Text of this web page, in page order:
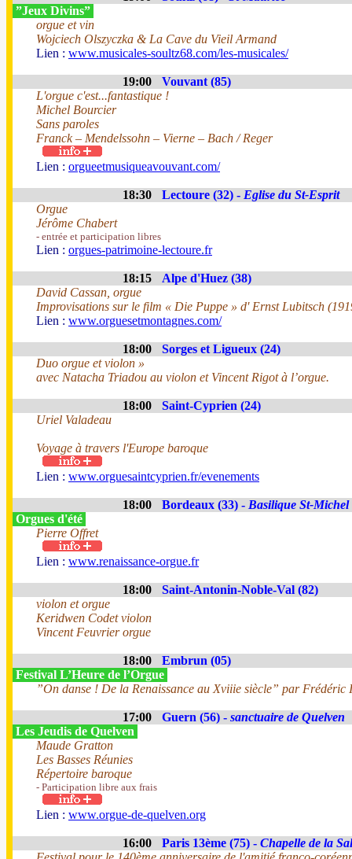
”Jeux Divins”
orgue et vin
Wojciech Olszyczka & La Cave du Vieil Armand
Lien : www.musicales-soultz68.com/les-musicales/
19:00
Vouvant (85)
L'orgue c'est...fantastique !
Michel Bourcier
Sans paroles
Franck – Mendelssohn – Vierne – Bach / Reger
Lien : orgueetmusiqueavouvant.com/
18:30 Lectoure (32) - Eglise du St-Esprit
Orgue
Jérôme Chabert
- entrée et participation libres
Lien : orgues-patrimoine-lectoure.fr
18:15
Alpe d'Huez (38)
David Cassan, orgue
Improvisations sur le film « Die Puppe » d' Ernst Lubitsch
Lien : www.orguesetmontagnes.com/
18:00
Sorges et Ligueux (24)
Duo orgue et violon »
avec Natacha Triadou au violon et Vincent Rigot à l’orgue.
18:00
Saint-Cyprien (24)
Uriel Valadeau
Voyage à travers l'Europe baroque
Lien : www.orguesaintcyprien.fr/evenements
18:00 Bordeaux (33) - Basilique St-Michel
Orgues d'été
Pierre Offret
Lien : www.renaissance-orgue.fr
18:00
Saint-Antonin-Noble-Val (82)
violon et orgue
Keridwen Codet violon
Vincent Feuvrier orgue
18:00
Embrun (05)
Festival L’Heure de l’Orgue
”On danse ! De la Renaissance au Xviiie siècle” par Frédéric
17:00 Guern (56) - sanctuaire de Quelven
Les Jeudis de Quelven
Maude Gratton
Les Basses Réunies
Répertoire baroque
- Participation libre aux frais
Lien : www.orgue-de-quelven.org
16:00 Paris 13ème (75) - Chapelle de la